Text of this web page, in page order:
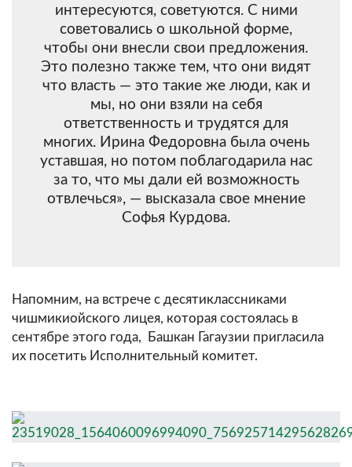
интересуются, советуются. С ними
советовались о школьной форме,
чтобы они внесли свои предложения.
Это полезно также тем, что они видят
что власть — это такие же люди, как и
мы, но они взяли на себя
ответственность и трудятся для
многих. Ирина Федоровна была очень
уставшая, но потом поблагодарила нас
за то, что мы дали ей возможность
отвлечься», — высказала свое мнение
Софья Курдова.
Напомним, на встрече с десятиклассниками
чишмикиойского лицея, которая состоялась в
сентябре этого года, Башкан Гагаузии пригласила
их посетить Исполнительный комитет.